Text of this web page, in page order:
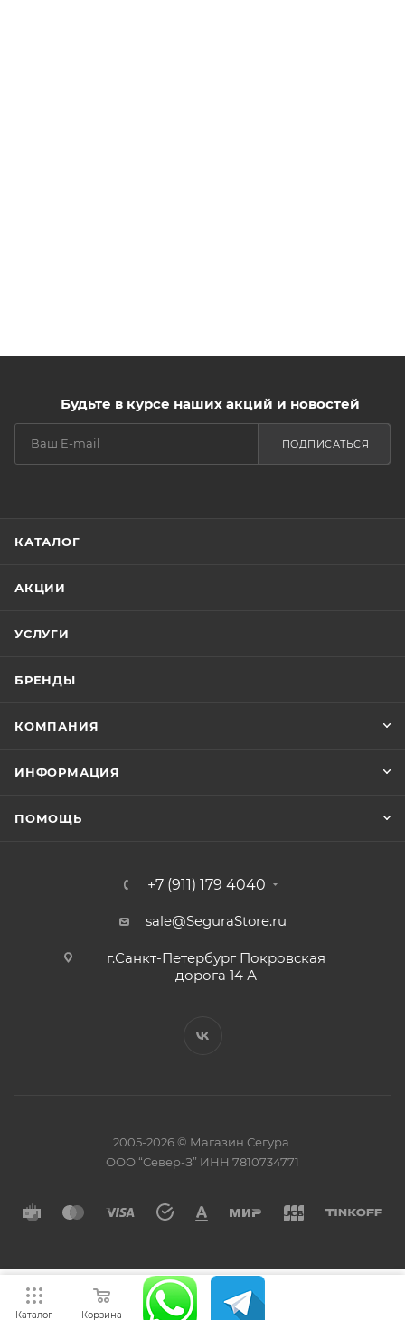
Будьте в курсе наших акций и новостей
ПОДПИСАТЬСЯ
КАТАЛОГ
АКЦИИ
УСЛУГИ
БРЕНДЫ
КОМПАНИЯ
ИНФОРМАЦИЯ
ПОМОЩЬ
+7 (911) 179 4040
sale@SeguraStore.ru
г.Санкт-Петербург Покровская
дорога 14 А
2005-2026 © Магазин Сегура.
ООО “Север-З” ИНН 7810734771
Каталог Корзина